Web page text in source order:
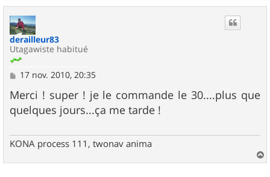
derailleur83
Utagawiste habitué
M
s
s
a
17 nov. 2010, 20:35
Merci ! super ! je le commande le 30....plus que
quelques jours...ça me tarde !
KONA process 111, twonav anima
a